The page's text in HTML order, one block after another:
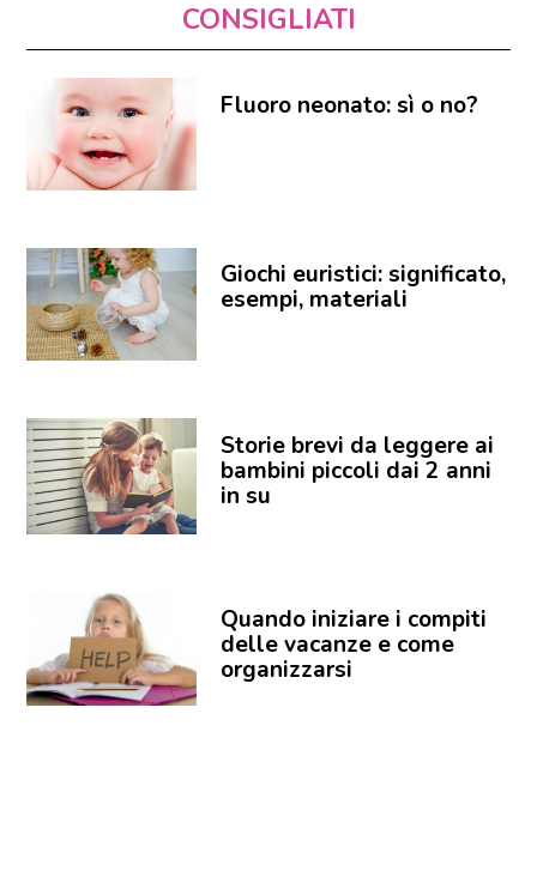
CONSIGLIATI
Fluoro neonato: sì o no?
Giochi euristici: significato,
esempi, materiali
Storie brevi da leggere ai
bambini piccoli dai 2 anni
in su
Quando iniziare i compiti
delle vacanze e come
organizzarsi